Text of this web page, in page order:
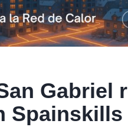
Gabriel
Spainskills